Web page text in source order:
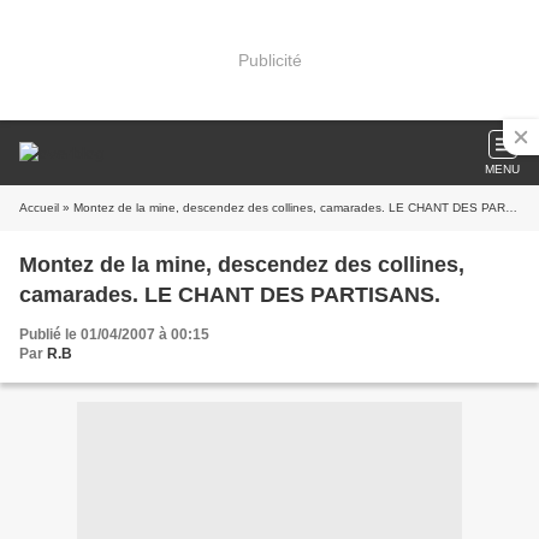
Publicité
MENU
Accueil » Montez de la mine, descendez des collines, camarades. LE CHANT DES PARTISANS.
Montez de la mine, descendez des collines,
camarades. LE CHANT DES PARTISANS.
Publié le 01/04/2007 à 00:15
Par R.B